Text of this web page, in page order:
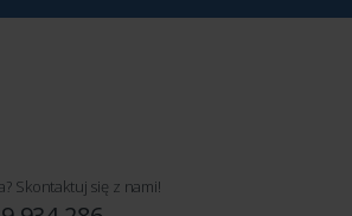
Skontaktuj się z nami!